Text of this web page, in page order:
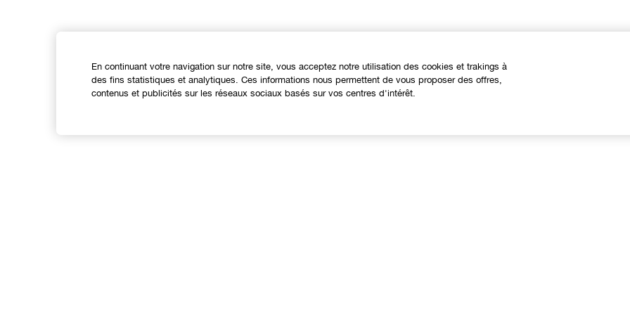
En continuant votre navigation sur notre site, vous acceptez notre utilisation des cookies et trakings à
des fins statistiques et analytiques. Ces informations nous permettent de vous proposer des offres,
contenus et publicités sur les réseaux sociaux basés sur vos centres d'intérêt.